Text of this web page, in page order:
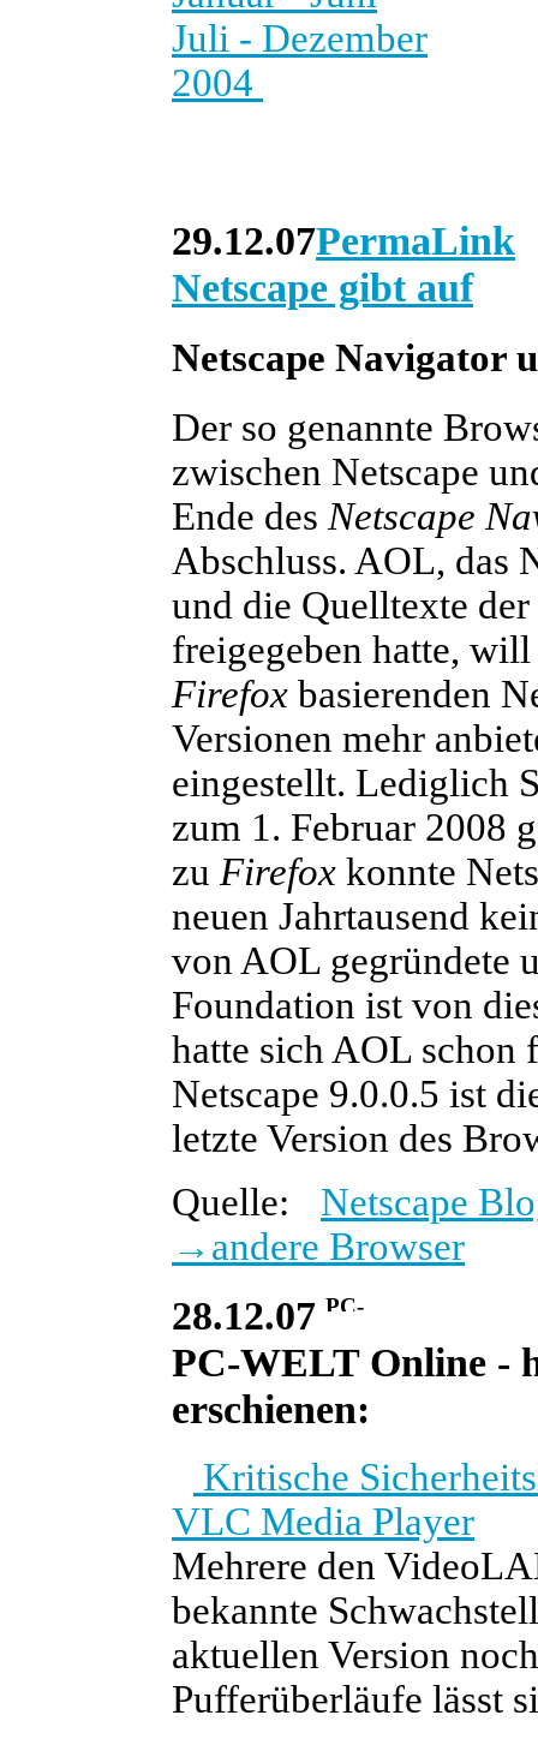
Juli - Dezember
2004
29.12.07PermaLink
Netscape gibt auf
Netscape Navigator
Der so genannte
zwischen Netscape
Ende des Netscape
Abschluss. AOL, das
und die Quelltexte
freigegeben hatte,
Firefox basierenden
Versionen mehr
eingestellt. Lediglich
zum 1. Februar 2008
zu Firefox konnte
neuen Jahrtausend
von AOL gegründete
Foundation ist von
hatte sich AOL schon
Netscape 9.0.0.5 ist
letzte Version des
Quelle:
Netscape
→andere Browser
28.12.07
PC-WELT Online -
erschienen:
Kritische
VLC Media Player
Mehrere den
bekannte
aktuellen Version
Pufferüberläufe lässt